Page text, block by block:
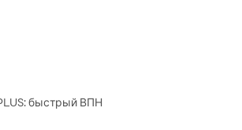
от того, регулируете ли вы
прерываемых звонков, *Kinnect*
особых усилий синхронизировать
быстрый ВПН